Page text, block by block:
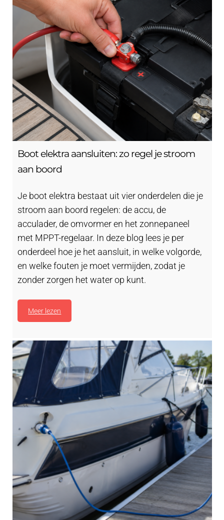
Techniek Blog
Nederlands
Submenu
Boot elektra aansluiten: zo regel je stroom
aan boord
Je boot elektra bestaat uit vier onderdelen die je
stroom aan boord regelen: de accu, de
acculader, de omvormer en het zonnepaneel
met MPPT-regelaar. In deze blog lees je per
onderdeel hoe je het aansluit, in welke volgorde,
en welke fouten je moet vermijden, zodat je
zonder zorgen het water op kunt.
Meer lezen